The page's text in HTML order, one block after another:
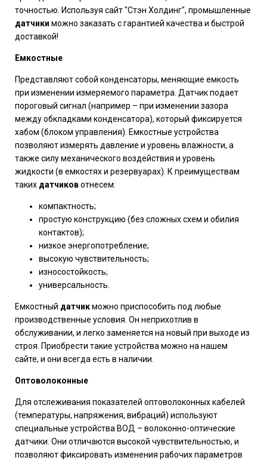
точностью. Используя сайт "Стэн Холдинг", промышленные
датчики можно заказать с гарантией качества и быстрой
доставкой!
Емкостные
Представляют собой конденсаторы, меняющие емкость
при изменении измеряемого параметра. Датчик подает
пороговый сигнал (например – при изменении зазора
между обкладками конденсатора), который фиксируется
хабом (блоком управления). Емкостные устройства
позволяют измерять давление и уровень влажности, а
также силу механического воздействия и уровень
жидкости (в емкостях и резервуарах). К преимуществам
таких датчиковотнесем:
компактность;
простую конструкцию (без сложных схем и обилия
контактов);
низкое энергопотребление;
высокую чувствительность;
износостойкость;
универсальность.
Емкостный датчикможно приспособить под любые
производственные условия. Он неприхотлив в
обслуживании, и легко заменяется на новый при выходе из
строя. Приобрести такие устройства можно на нашем
сайте, и они всегда есть в наличии.
Оптоволоконные
Для отслеживания показателей оптоволоконных кабелей
(температуры, напряжения, вибраций) используют
специальные устройства ВОД – волоконно-оптические
датчики. Они отличаются высокой чувствительностью, и
позволяют фиксировать изменения рабочих параметров